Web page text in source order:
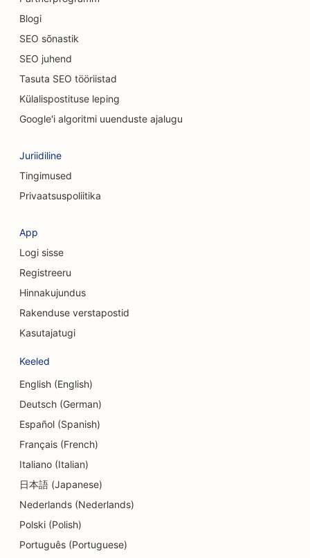
SEO autokauplustele
SEO kiropraktikutele
SEO kassikohvikutele
SEO keemilise koorimise teenuste jaoks
SEO rõivakauplustele
SEO krediidiühistutele
SEO konsultatsioonifirmadele
SEO valuutavahetusteenuste jaoks
SEO tantsustuudiote jaoks
SEO dermabrasiooniteenuste jaoks
SEO päevakeskuste jaoks
SEO detailide kauplustele
Blogi
SEO sõnastik
SEO juhend
Tasuta SEO tööriistad
Külalispostituse leping
Google'i algoritmi uuenduste ajalugu
Juriidiline
Tingimused
Privaatsuspoliitika
App
Logi sisse
Registreeru
Hinnakujundus
Rakenduse verstapostid
Kasutajatugi
Keeled
English (English)
Deutsch (German)
Español (Spanish)
Français (French)
Italiano (Italian)
日本語 (Japanese)
Nederlands (Nederlands)
Polski (Polish)
Português (Portuguese)